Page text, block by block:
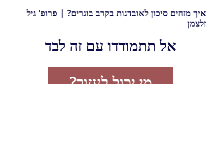
איך מזהים סיכון לאובדנות בקרב בוגרים? | פרופ' גיל
זלצמן
אל תתמודדו עם זה לבד
מי יכול לעזור?